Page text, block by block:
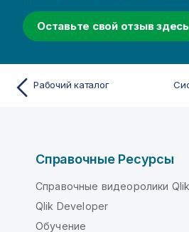
Оставьте свой отзыв здесь
Рабочий каталог
Справочные Ресурсы
Справочные видеоролики Qlik
Qlik Developer
Обучение